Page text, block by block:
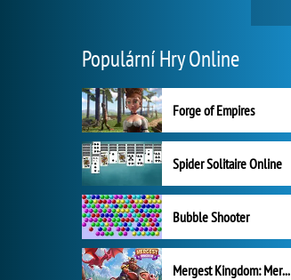
Populární Hry Online
Forge of Empires
Spider Solitaire Online
Bubble Shooter
Mergest Kingdom: Merge Puzzle